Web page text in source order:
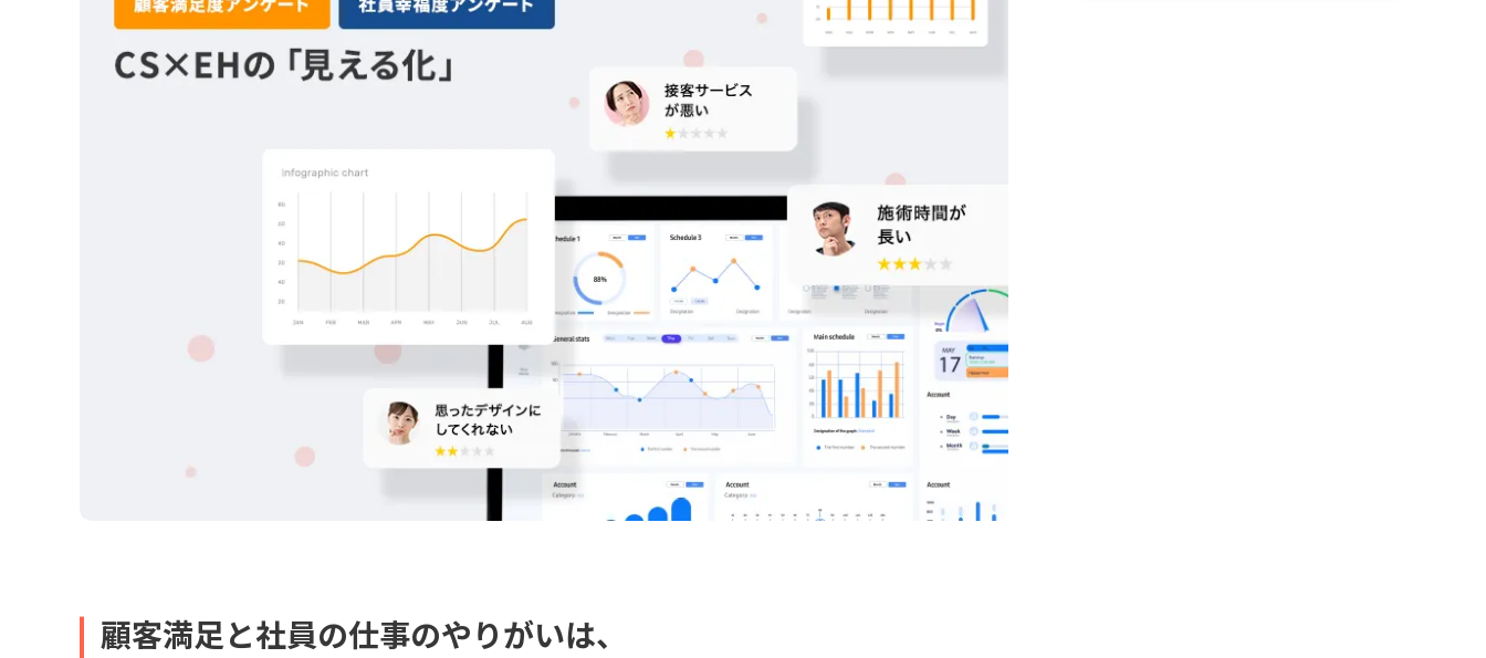
顧客満足と社員の仕事のやりがいは、